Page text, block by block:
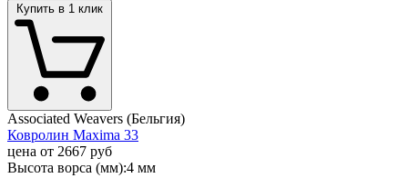
Купить в 1 клик
Associated Weavers (Бельгия)
Ковролин Maxima 33
цена от 2667 руб
Высота ворса (мм):4 мм